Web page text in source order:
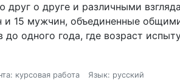
о друге и различными
и 15 мужчин, объединенные
одного года, где возраст
курсовая работа Язык: русский